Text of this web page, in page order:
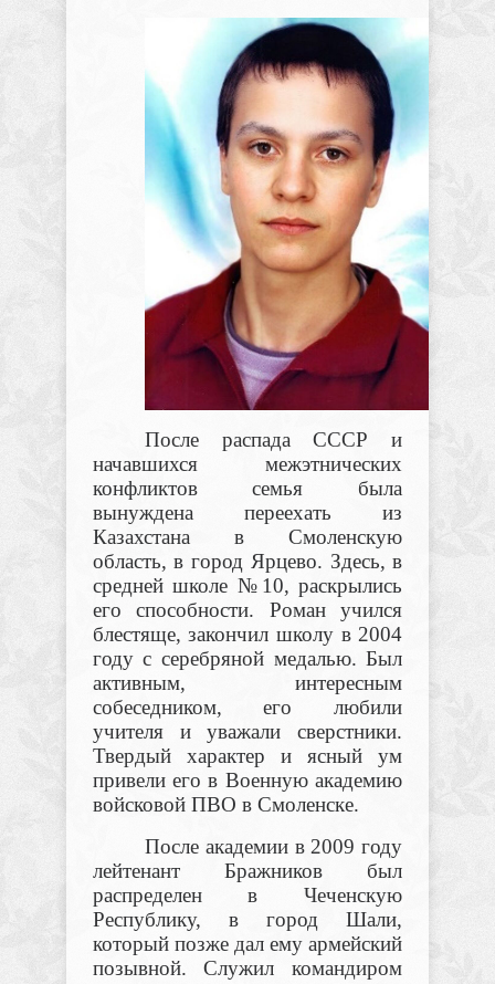
После распада СССР и
начавшихся межэтнических
конфликтов семья была
вынуждена переехать из
Казахстана в Смоленскую
область, в город Ярцево. Здесь, в
средней школе №10, раскрылись
его способности. Роман учился
блестяще, закончил школу в 2004
году с серебряной медалью. Был
активным, интересным
собеседником, его любили
учителя и уважали сверстники.
Твердый характер и ясный ум
привели его в Военную академию
войсковой ПВО в Смоленске.
После академии в 2009 году
лейтенант Бражников был
распределен в Чеченскую
Республику, в город Шали,
который позже дал ему армейский
позывной. Служил командиром